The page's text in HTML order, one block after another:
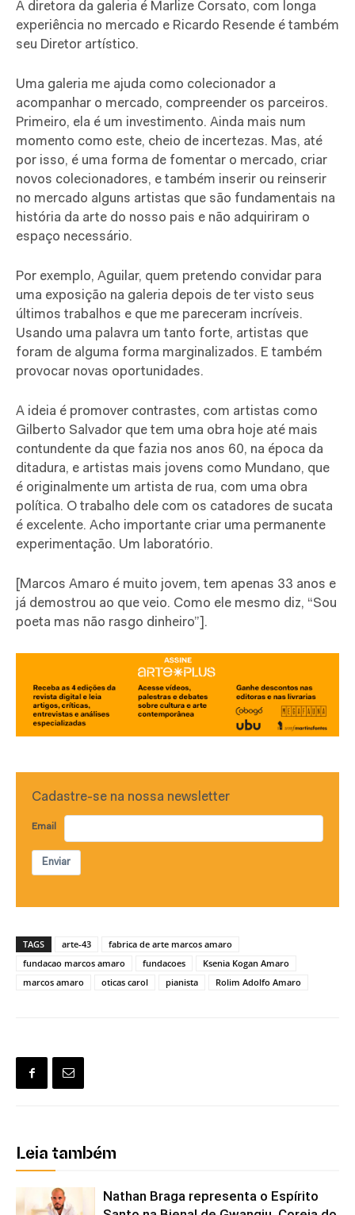
A diretora da galeria é Marlize Corsato, com longa
experiência no mercado e Ricardo Resende é também
seu Diretor artístico.
Uma galeria me ajuda como colecionador a
acompanhar o mercado, compreender os parceiros.
Primeiro, ela é um investimento. Ainda mais num
momento como este, cheio de incertezas. Mas, até
por isso, é uma forma de fomentar o mercado, criar
novos colecionadores, e também inserir ou reinserir
no mercado alguns artistas que são fundamentais na
história da arte do nosso pais e não adquiriram o
espaço necessário.
Por exemplo, Aguilar, quem pretendo convidar para
uma exposição na galeria depois de ter visto seus
últimos trabalhos e que me pareceram incríveis.
Usando uma palavra um tanto forte, artistas que
foram de alguma forma marginalizados. E também
provocar novas oportunidades.
A ideia é promover contrastes, com artistas como
Gilberto Salvador que tem uma obra hoje até mais
contundente da que fazia nos anos 60, na época da
ditadura, e artistas mais jovens como Mundano, que
é originalmente um artista de rua, com uma obra
política. O trabalho dele com os catadores de sucata
é excelente. Acho importante criar uma permanente
experimentação. Um laboratório.
[Marcos Amaro é muito jovem, tem apenas 33 anos e
já demostrou ao que veio. Como ele mesmo diz, “Sou
poeta mas não rasgo dinheiro”].
Cadastre-se na nossa newsletter
Email
Enviar
TAGS arte-43
fabrica de arte marcos amaro
fundacao marcos amaro
fundacoes
Ksenia Kogan Amaro
marcos amaro
oticas carol pianista Rolim Adolfo Amaro
Leia também
Nathan Braga representa o Espírito